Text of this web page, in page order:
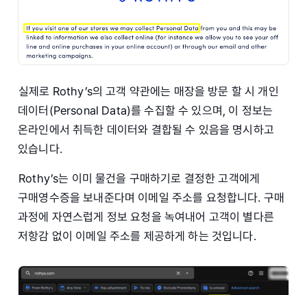
실제로 Rothy’s의 고객 약관에는 매장을 방문 할 시 개인
데이터(Personal Data)를 수집할 수 있으며, 이 정보는
온라인에서 취득한 데이터와 결합될 수 있음을 명시하고
있습니다.
Rothy’s는 이미 물건을 구매하기로 결정한 고객에게
구매영수증을 보내준다며 이메일 주소를 요청합니다. 구매
과정에 자연스럽게 정보 요청을 녹여내어 고객이 별다른
저항감 없이 이메일 주소를 제공하게 하는 것입니다.